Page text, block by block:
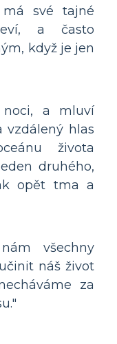
své tajné
a často
když je jen
noci, a mluví
vzdálený hlas
života
druhého,
opět tma a
všechny
náš život
za